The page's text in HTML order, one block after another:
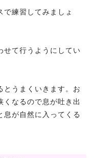
で練習してみましょ
せて行うようにしてい
とうまくいきます。お
くなるので息が吐き出
息が自然に入ってくる